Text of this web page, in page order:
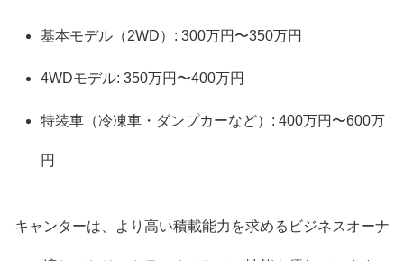
基本モデル（2WD）: 300万円〜350万円
4WDモデル: 350万円〜400万円
特装車（冷凍車・ダンプカーなど）: 400万円〜600万
円
キャンターは、より高い積載能力を求めるビジネスオーナ